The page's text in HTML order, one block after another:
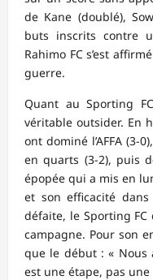
de Kane (doublé),
buts inscrits contre
Rahimo FC s’est
guerre.
Quant au Sporting
véritable outsider. En
ont dominé l’AFFA (3-
en quarts (3-2), puis
épopée qui a mis en
et son efficacité
défaite, le Sporting
campagne. Pour son
que le début : « Nous
est une étape, pas